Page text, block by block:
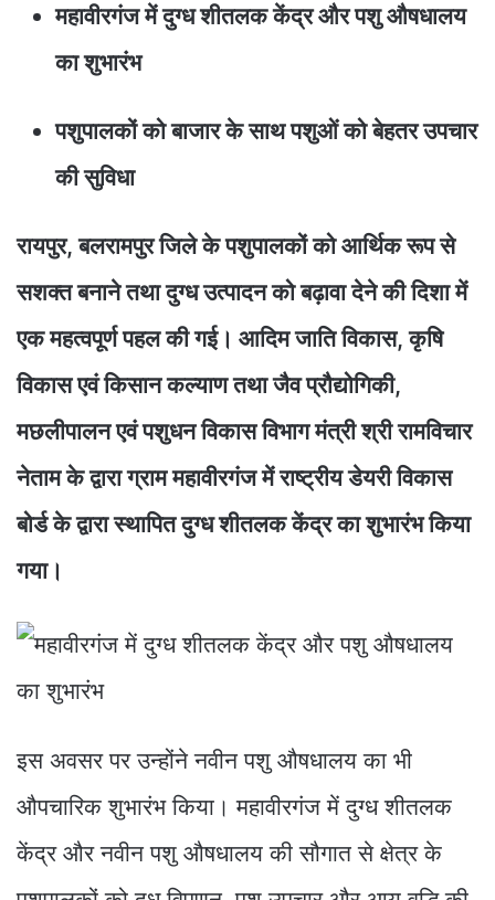
महावीरगंज में दुग्ध शीतलक केंद्र और पशु औषधालय
का शुभारंभ
पशुपालकों को बाजार के साथ पशुओं को बेहतर उपचार
की सुविधा
रायपुर, बलरामपुर जिले के पशुपालकों को आर्थिक रूप से
सशक्त बनाने तथा दुग्ध उत्पादन को बढ़ावा देने की दिशा में
एक महत्वपूर्ण पहल की गई। आदिम जाति विकास, कृषि
विकास एवं किसान कल्याण तथा जैव प्रौद्योगिकी,
मछलीपालन एवं पशुधन विकास विभाग मंत्री श्री रामविचार
नेताम के द्वारा ग्राम महावीरगंज में राष्ट्रीय डेयरी विकास
बोर्ड के द्वारा स्थापित दुग्ध शीतलक केंद्र का शुभारंभ किया
गया।
इस अवसर पर उन्होंने नवीन पशु औषधालय का भी
औपचारिक शुभारंभ किया। महावीरगंज में दुग्ध शीतलक
केंद्र और नवीन पशु औषधालय की सौगात से क्षेत्र के